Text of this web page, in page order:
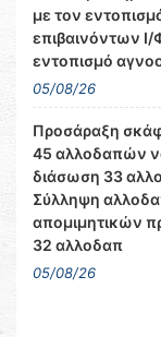
με τον
επιβαινόντων Ι/
εντοπισμό
05/08/26
Προσάραξη
45 αλλοδαπών
διάσωση 33
Σύλληψη
απομιμητικών
32 αλλοδαπ
05/08/26